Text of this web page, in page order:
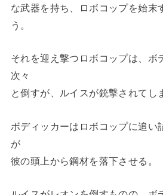
な武器を持ち、ロボコップを始末
う。
それを迎え撃つロボコップは、ボ
次々
と倒すが、ルイスが銃撃されてし
ボディッカーはロボコップに追い
が
彼の頭上から鋼材を落下させる。